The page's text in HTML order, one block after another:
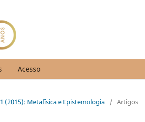
Acesso
(2015): Metafísica e Epistemologia / Artigos